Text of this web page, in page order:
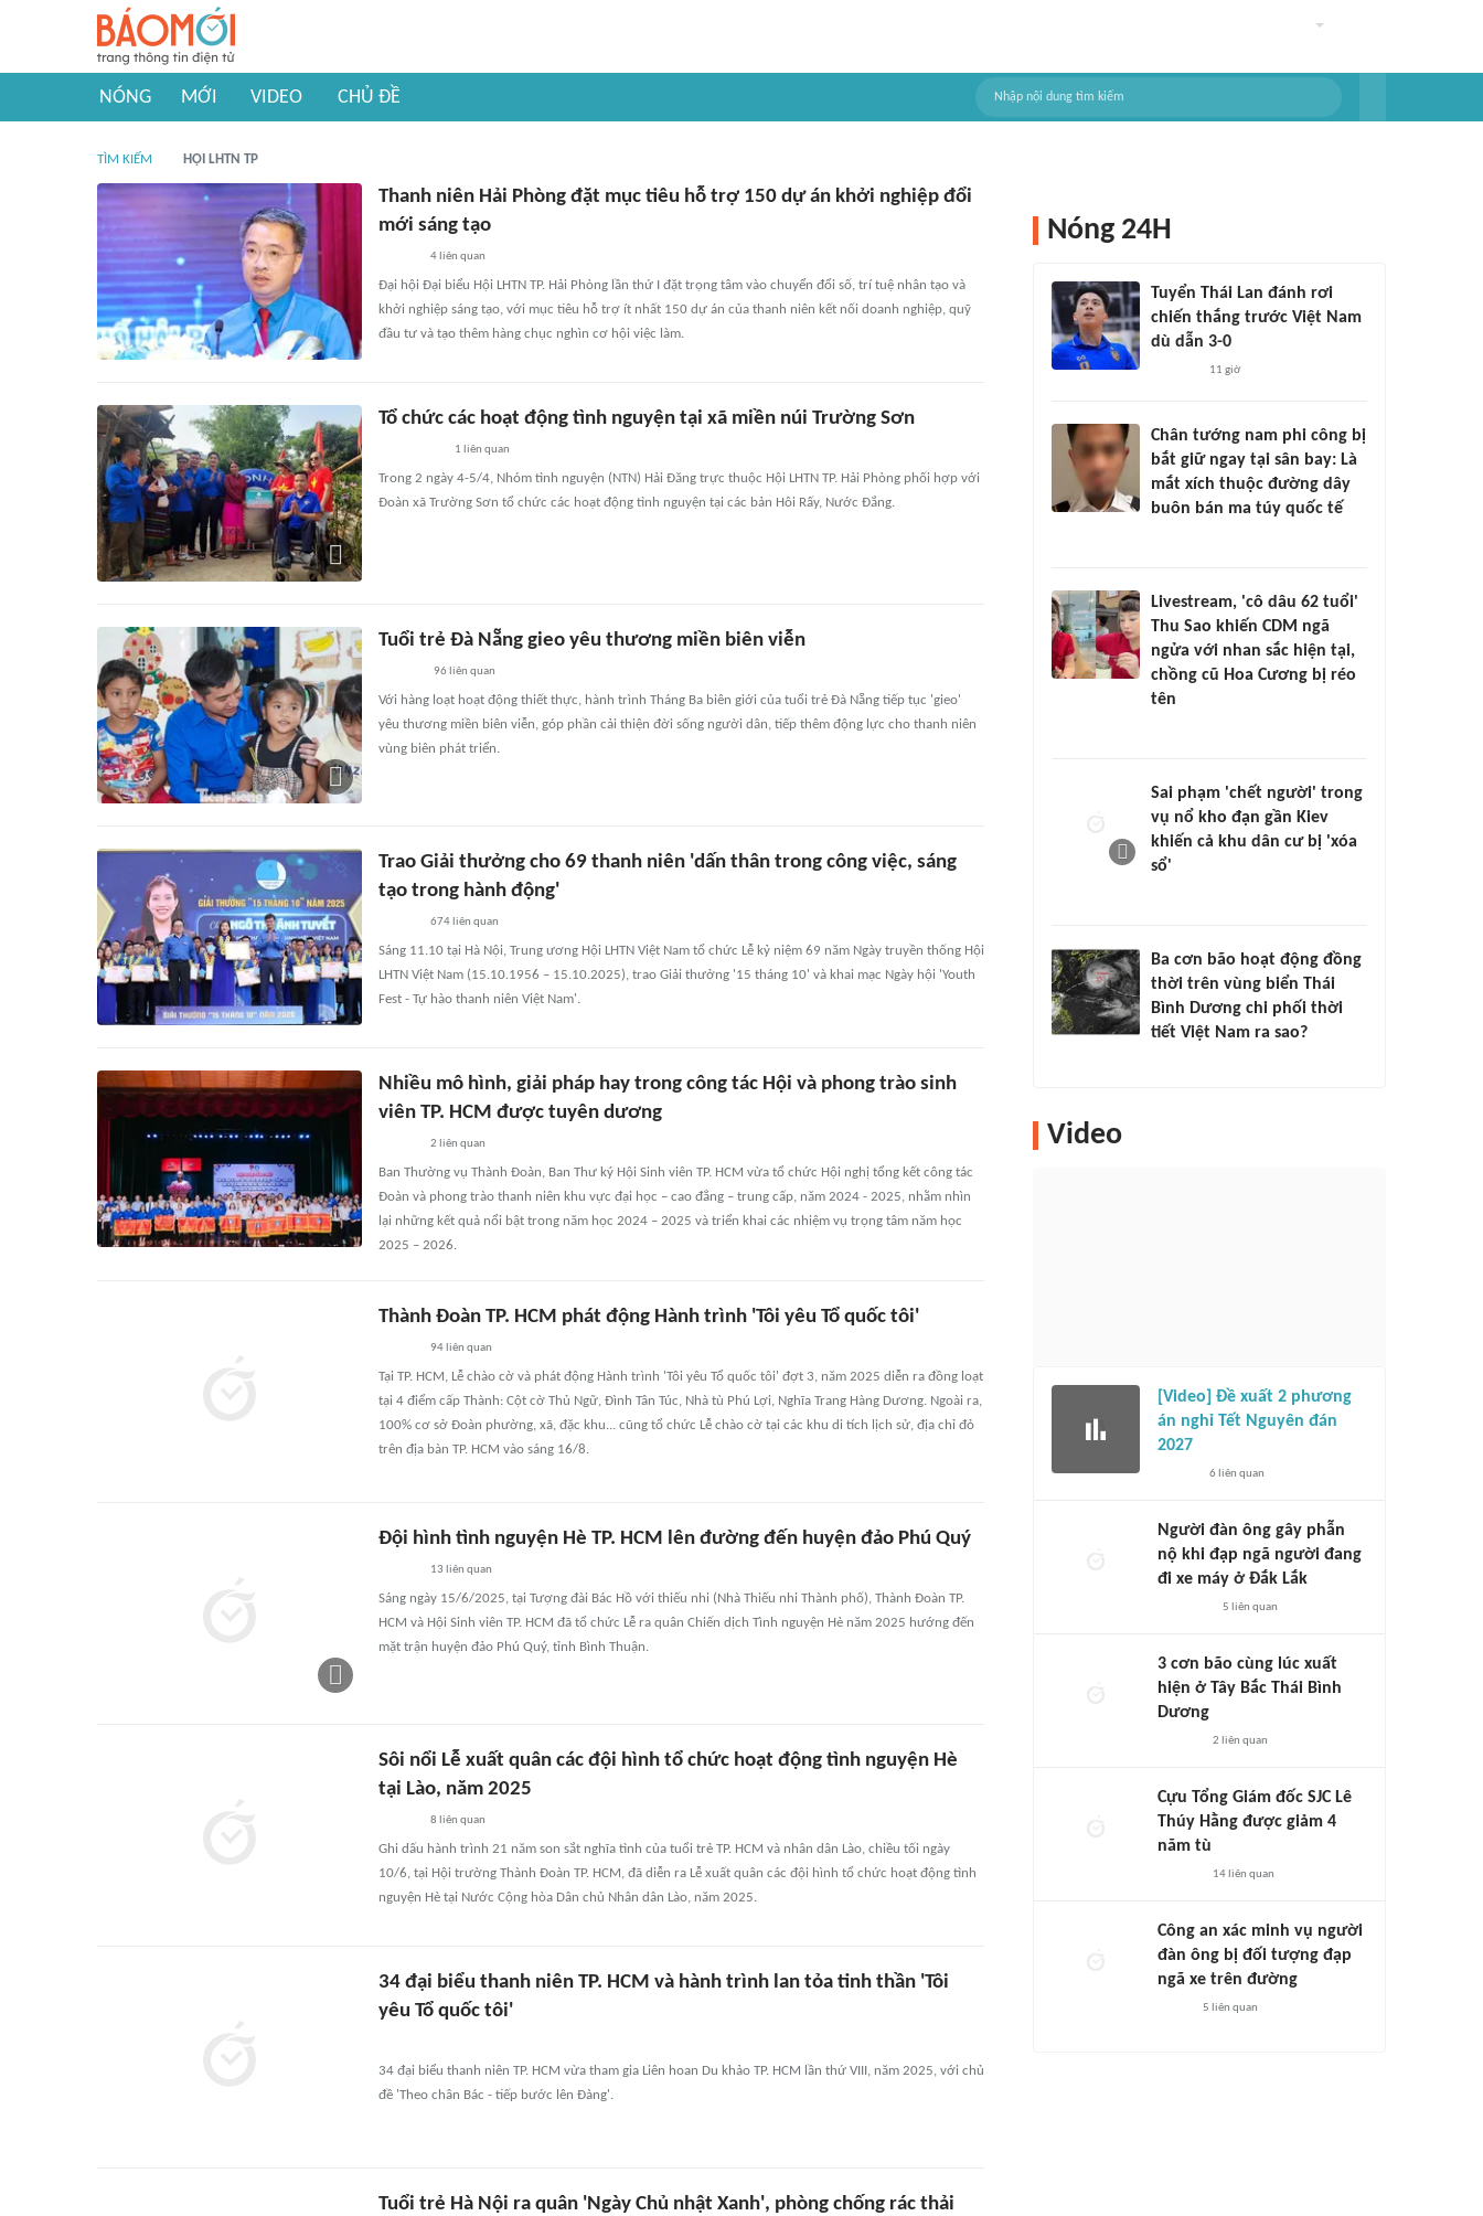
NÓNG MỚI VIDEO CHỦ ĐỀ
TÌM KIẾM HỘI LHTN TP
Thanh niên Hải Phòng đặt mục tiêu hỗ trợ 150 dự án khởi nghiệp đổi
mới sáng tạo
4liên quan
Đại hội Đại biểu Hội LHTN TP. Hải Phòng lần thứ I đặt trọng tâm vào chuyển đổi số, trí tuệ nhân tạo và
khởi nghiệp sáng tạo, với mục tiêu hỗ trợ ít nhất 150 dự án của thanh niên kết nối doanh nghiệp, quỹ
đầu tư và tạo thêm hàng chục nghìn cơ hội việc làm.
Tổ chức các hoạt động tình nguyện tại xã miền núi Trường Sơn
1 liên quan
Trong 2 ngày 4-5/4, Nhóm tình nguyện (NTN) Hải Đăng trực thuộc Hội LHTN TP. Hải Phòng phối hợp với
Đoàn xã Trường Sơn tổ chức các hoạt động tình nguyện tại các bản Hôi Rấy, Nước Đắng.
Tuổi trẻ Đà Nẵng gieo yêu thương miền biên viễn
96 liên quan
Với hàng loạt hoạt động thiết thực, hành trình Tháng Ba biên giới của tuổi trẻ Đà Nẵng tiếp tục 'gieo'
yêu thương miền biên viễn, góp phần cải thiện đời sống người dân, tiếp thêm động lực cho thanh niên
vùng biên phát triển.
Trao Giải thưởng cho 69 thanh niên 'dấn thân trong công việc, sáng
tạo trong hành động'
674liên quan
Sáng 11.10 tại Hà Nội, Trung ương Hội LHTN Việt Nam tổ chức Lễ kỷ niệm 69 năm Ngày truyền thống Hội
LHTN Việt Nam (15.10.1956 – 15.10.2025), trao Giải thưởng '15 tháng 10' và khai mạc Ngày hội 'Youth
Fest - Tự hào thanh niên Việt Nam'.
Nhiều mô hình, giải pháp hay trong công tác Hội và phong trào sinh
viên TP. HCM được tuyên dương
2 liên quan
Ban Thường vụ Thành Đoàn, Ban Thư ký Hội Sinh viên TP. HCM vừa tổ chức Hội nghị tổng kết công tác
Đoàn và phong trào thanh niên khu vực đại học – cao đẳng – trung cấp, năm 2024 - 2025, nhằm nhìn
lại những kết quả nổi bật trong năm học 2024 – 2025 và triển khai các nhiệm vụ trọng tâm năm học
2025 – 2026.
Thành Đoàn TP. HCM phát động Hành trình 'Tôi yêu Tổ quốc tôi'
94liên quan
Tại TP. HCM, Lễ chào cờ và phát động Hành trình 'Tôi yêu Tổ quốc tôi' đợt 3, năm 2025 diễn ra đồng loạt
tại 4 điểm cấp Thành: Cột cờ Thủ Ngữ, Đình Tân Túc, Nhà tù Phú Lợi, Nghĩa Trang Hàng Dương. Ngoài ra,
100% cơ sở Đoàn phường, xã, đặc khu... cũng tổ chức Lễ chào cờ tại các khu di tích lịch sử, địa chỉ đỏ
trên địa bàn TP. HCM vào sáng 16/8.
Đội hình tình nguyện Hè TP. HCM lên đường đến huyện đảo Phú Quý
13 liên quan
Sáng ngày 15/6/2025, tại Tượng đài Bác Hồ với thiếu nhi (Nhà Thiếu nhi Thành phố), Thành Đoàn TP.
HCM và Hội Sinh viên TP. HCM đã tổ chức Lễ ra quân Chiến dịch Tình nguyện Hè năm 2025 hướng đến
mặt trận huyện đảo Phú Quý, tỉnh Bình Thuận.
Sôi nổi Lễ xuất quân các đội hình tổ chức hoạt động tình nguyện Hè
tại Lào, năm 2025
8 liên quan
Ghi dấu hành trình 21 năm son sắt nghĩa tình của tuổi trẻ TP. HCM và nhân dân Lào, chiều tối ngày
10/6, tại Hội trường Thành Đoàn TP. HCM, đã diễn ra Lễ xuất quân các đội hình tổ chức hoạt động tình
nguyện Hè tại Nước Cộng hòa Dân chủ Nhân dân Lào, năm 2025.
34 đại biểu thanh niên TP. HCM và hành trình lan tỏa tinh thần 'Tôi
yêu Tổ quốc tôi'
34 đại biểu thanh niên TP. HCM vừa tham gia Liên hoan Du khảo TP. HCM lần thứ VIII, năm 2025, với chủ
đề 'Theo chân Bác - tiếp bước lên Đàng'.
Tuổi trẻ Hà Nội ra quân 'Ngày Chủ nhật Xanh', phòng chống rác thải
Nóng 24H
Tuyển Thái Lan đánh rơi
chiến thắng trước Việt Nam
dù dẫn 3-0
11 giờ
Chân tướng nam phi công bị
bắt giữ ngay tại sân bay: Là
mắt xích thuộc đường dây
buôn bán ma túy quốc tế
Livestream, 'cô dâu 62 tuổi'
Thu Sao khiến CDM ngã
ngửa với nhan sắc hiện tại,
chồng cũ Hoa Cương bị réo
tên
Sai phạm 'chết người' trong
vụ nổ kho đạn gần Kiev
khiến cả khu dân cư bị 'xóa
sổ'
Ba cơn bão hoạt động đồng
thời trên vùng biển Thái
Bình Dương chi phối thời
tiết Việt Nam ra sao?
Video
[Video] Đề xuất 2 phương
án nghỉ Tết Nguyên đán
2027
6 liên quan
Người đàn ông gây phẫn
nộ khi đạp ngã người đang
đi xe máy ở Đắk Lắk
5 liên quan
3 cơn bão cùng lúc xuất
hiện ở Tây Bắc Thái Bình
Dương
2 liên quan
Cựu Tổng Giám đốc SJC Lê
Thúy Hằng được giảm 4
năm tù
14 liên quan
Công an xác minh vụ người
đàn ông bị đối tượng đạp
ngã xe trên đường
5 liên quan